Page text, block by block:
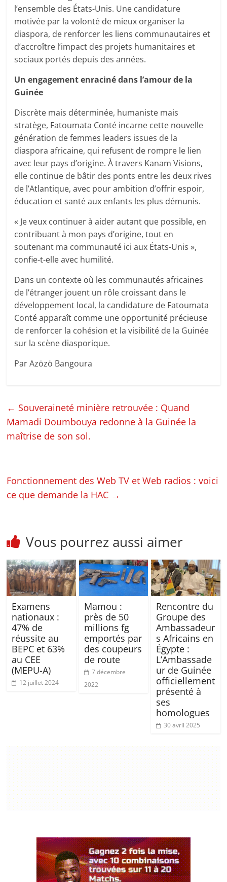
l’ensemble des États-Unis. Une candidature
motivée par la volonté de mieux organiser la
diaspora, de renforcer les liens communautaires et
d’accroître l’impact des projets humanitaires et
sociaux portés depuis des années.
Un engagement enraciné dans l’amour de la
Guinée
Discrète mais déterminée, humaniste mais
stratège, Fatoumata Conté incarne cette nouvelle
génération de femmes leaders issues de la
diaspora africaine, qui refusent de rompre le lien
avec leur pays d’origine. À travers Kanam Visions,
elle continue de bâtir des ponts entre les deux rives
de l’Atlantique, avec pour ambition d’offrir espoir,
éducation et santé aux enfants les plus démunis.
« Je veux continuer à aider autant que possible, en
contribuant à mon pays d’origine, tout en
soutenant ma communauté ici aux États-Unis »,
confie-t-elle avec humilité.
Dans un contexte où les communautés africaines
de l’étranger jouent un rôle croissant dans le
développement local, la candidature de Fatoumata
Conté apparaît comme une opportunité précieuse
de renforcer la cohésion et la visibilité de la Guinée
sur la scène diasporique.
Par Azözö Bangoura
← Souveraineté minière retrouvée : Quand
Mamadi Doumbouya redonne à la Guinée la
maîtrise de son sol.
Fonctionnement des Web TV et Web radios : voici
ce que demande la HAC →
Vous pourrez aussi aimer
Examens
nationaux :
47% de
réussite au
BEPC et 63%
au CEE
(MEPU-A)
12 juillet 2024
Mamou :
près de 50
millions fg
emportés par
des coupeurs
de route
7 décembre
2022
Rencontre du
Groupe des
Ambassadeur
s Africains en
Égypte :
L’Ambassade
ur de Guinée
officiellement
présenté à
ses
homologues
30 avril 2025